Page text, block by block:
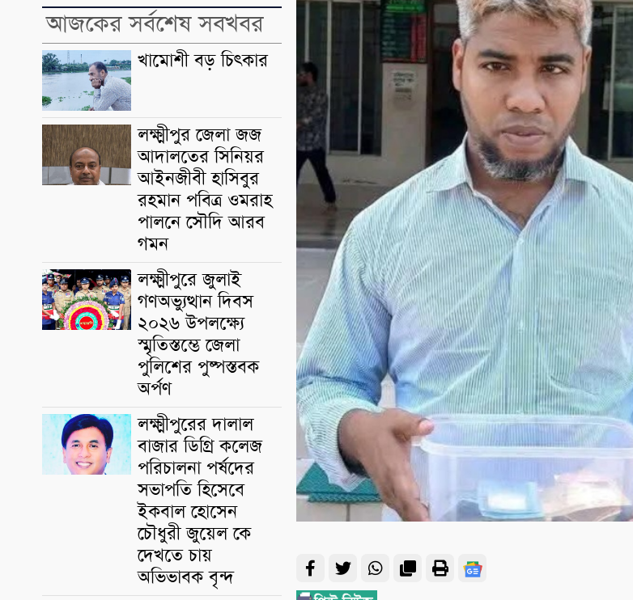
আজকের সর্বশেষ সবখবর
খামোশী বড় চিৎকার
লক্ষ্মীপুর জেলা জজ
আদালতের সিনিয়র
আইনজীবী হাসিবুর
রহমান পবিত্র ওমরাহ
পালনে সৌদি আরব
গমন
লক্ষ্মীপুরে জুলাই
গণঅভ্যুত্থান দিবস
২০২৬ উপলক্ষ্যে
স্মৃতিস্তম্ভে জেলা
পুলিশের পুষ্পস্তবক
অর্পণ
লক্ষ্মীপুরের দালাল
বাজার ডিগ্রি কলেজ
পরিচালনা পর্ষদের
সভাপতি হিসেবে
ইকবাল হোসেন
চৌধুরী জুয়েল কে
দেখতে চায়
অভিভাবক বৃন্দ